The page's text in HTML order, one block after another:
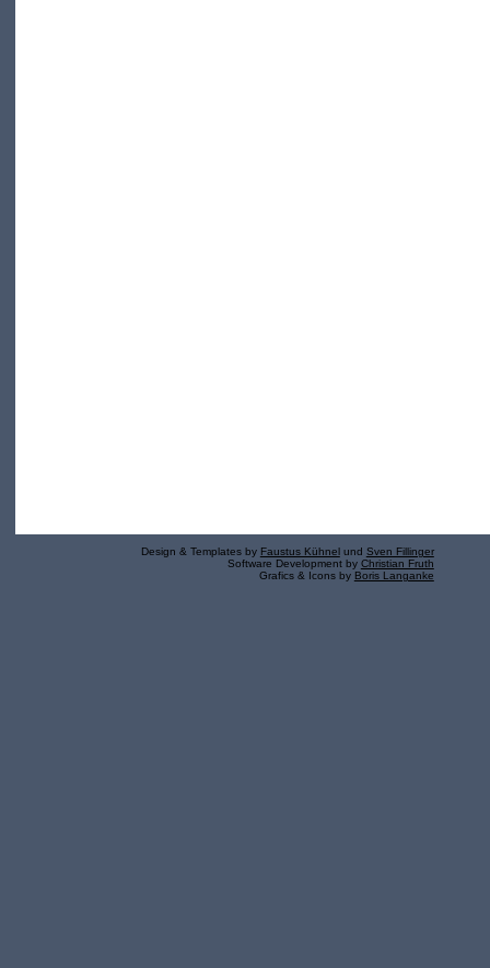
Design & Templates by Faustus Kühnel und Sven Fillinger
Software Development by Christian Fruth
Grafics & Icons by Boris Langanke